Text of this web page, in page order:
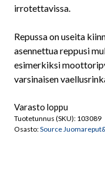
irrotettavissa.
Repussa on useita
asennettua reppusi
esimerkiksi
varsinaisen
Varasto loppu
Tuotetunnus (SKU): 103089
Osasto:Source